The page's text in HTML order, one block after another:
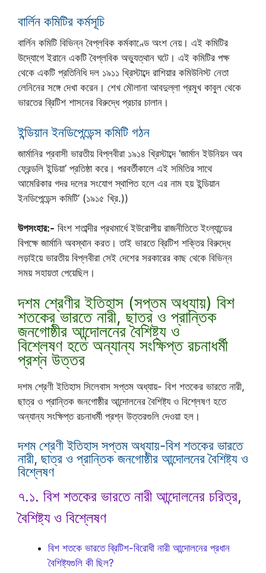
বার্লিন কমিটির কর্মসূচি
বার্লিন কমিটি বিভিন্ন বৈপ্লবিক কর্মকাণ্ডে অংশ নেয়। এই কমিটির
উদ্যোগে ইরানে একটি বৈপ্লবিক অভ্যুত্থান ঘটে। এই কমিটির পক্ষ
থেকে একটি প্রতিনিধি দল ১৯১১ খ্রিস্টাব্দে রাশিয়ার কমিউনিস্ট নেতা
লেনিনের সঙ্গে দেখা করেন। শেখ মৌলানা আবদুল্লা প্রমুখ কাবুল থেকে
ভারতের ব্রিটিশ শাসনের বিরুদ্ধে প্রচার চালান।
ইন্ডিয়ান ইনডিপেন্ডেন্স কমিটি গঠন
জার্মানির প্রবাসী ভারতীয় বিপ্লবীরা ১৯১৪ খ্রিস্টাব্দে ‘জার্মান ইউনিয়ন অব
ফ্রেন্ডলি ইন্ডিয়া’ প্রতিষ্ঠা করে। পরবর্তীকালে এই সমিতির সাথে
আমেরিকার গদর দলের সংযোগ স্থাপিত হলে এর নাম হয় ইন্ডিয়ান
ইনডিপেন্ডেন্স কমিটি’ (১৯১৫ খ্রি.))
উপসংহার:- বিংশ শতাব্দীর প্রথমার্ধে ইউরোপীয় রাজনীতিতে ইংল্যান্ডের
বিপক্ষে জার্মানি অবস্থান করত। তাই ভারতে ব্রিটিশ শক্তির বিরুদ্ধে
লড়াইয়ে ভারতীয় বিপ্লবীরা সেই দেশের সরকারের কাছ থেকে বিভিন্ন
সময় সহায়তা পেয়েছিল।
দশম শ্রেণীর ইতিহাস (সপ্তম অধ্যায়) বিশ
শতকের ভারতে নারী, ছাত্র ও প্রান্তিক
জনগোষ্ঠীর আন্দোলনের বৈশিষ্ট্য ও
বিশ্লেষণ হতে অন্যান্য সংক্ষিপ্ত রচনাধর্মী
প্রশ্ন উত্তর
দশম শ্রেণী ইতিহাস সিলেবাস সপ্তম অধ্যায়- বিশ শতকের ভারতে নারী,
ছাত্র ও প্রান্তিক জনগোষ্ঠীর আন্দোলনের বৈশিষ্ট্য ও বিশ্লেষণ হতে
অন্যান্য সংক্ষিপ্ত রচনাধর্মী প্রশ্ন উত্তরগুলি দেওয়া হল।
দশম শ্রেণী ইতিহাস সপ্তম অধ্যায়-বিশ শতকের ভারতে
নারী, ছাত্র ও প্রান্তিক জনগোষ্ঠীর আন্দোলনের বৈশিষ্ট্য ও
বিশ্লেষণ
৭.১. বিশ শতকের ভারতে নারী আন্দোলনের চরিত্র,
বৈশিষ্ট্য ও বিশ্লেষণ
বিশ শতকে ভারতে ব্রিটিশ-বিরোধী নারী আন্দোলনের প্রধান
বৈশিষ্ট্যগুলি কী ছিল?